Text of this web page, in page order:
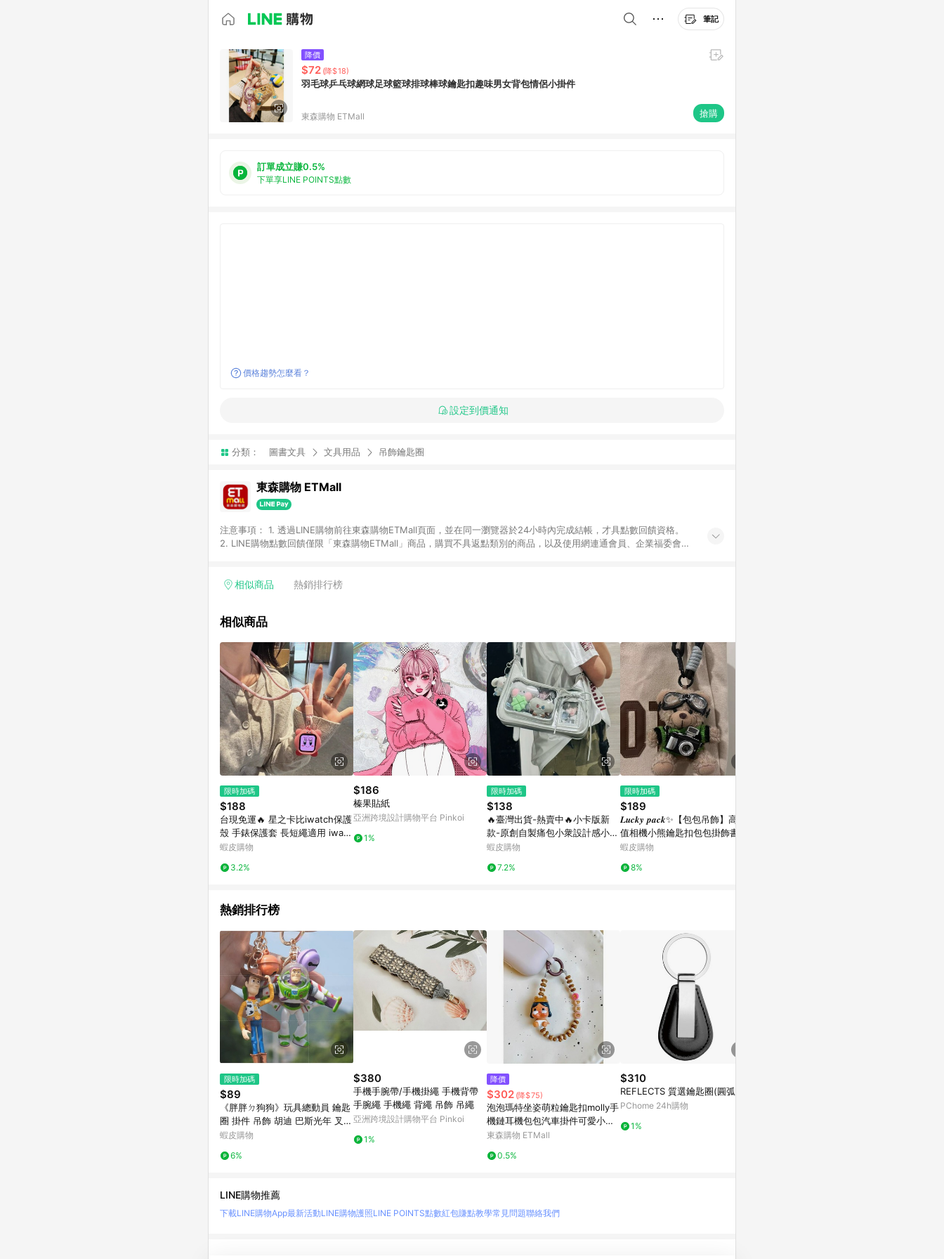
筆記
降價
$72 (降$18)
羽毛球乒乓球網球足球籃球排球棒球鑰匙扣趣味男女背包情侶小掛件
東森購物 ETMall 搶購
訂單成立賺0.5%
下單享LINE POINTS點數
價格趨勢怎麼看？
設定到價通知
分類： 圖書文具 文具用品 吊飾鑰匙圈
東森購物 ETMall
注意事項： 1. 透過LINE購物前往東森購物ETMall頁面，並在同一瀏覽器於24小時內完成結帳，才具點數回饋資格。
2. LINE購物點數回饋僅限「東森購物ETMall」商品，購買不具返點類別的商品，以及使用網連通會員、企業福委會員
「草莓網」全館商品。 4. 如取消訂單、退貨、退款或購物中登出東森購物ETMall，將無法獲得點數回饋。 5. 點數回
面顯示為準。 7. LINE購物設有「單一商品最高回饋點數」機制(特殊活動時開放「回饋無上限」)，以同一訂單中同一
品資料更新會有時間差，如顯示之商品規格、顏色、價位、贈品與東森購物ETMall銷售網頁不符，以銷售網頁標示為
準。 9. 若有贈點爭議，請務必於訂單日期+180天以內至LINE購物客服洽詢；若超過180天(含)以上進行申訴，恕無法
贈點回饋。 10. 部分點數紅包僅限指定商品使用，或不適用於無回饋商品。各點數紅包之適用商品與使用條件請依點數
紅包頁面規則為準。
相似商品 熱銷排行榜
相似商品
限時加碼
$188
台現免運🔥 星之卡比iwatch保護
殼 手錶保護套 長短繩適用 iwatc
hS10/9 4567 se2保護殼 新年送
蝦皮購物
3.2%
$186
榛果貼紙
亞洲跨境設計購物平台 Pinkoi
1%
限時加碼
$138
🔥臺灣出貨-熱賣中🔥小卡版新
款-原創自製痛包小衆設計感小食
量單肩斜挎包包
蝦皮購物
7.2%
限時加碼
$189
𝑳𝒖𝒄𝒌𝒚 𝒑𝒂𝒄𝒌✨【包包吊飾】高顔
值相機小熊鑰匙扣包包掛飾書包
掛件ins風情侶款禮物女生
蝦皮購物
8%
熱銷排行榜
限時加碼
$89
《胖胖ㄉ狗狗》玩具總動員 鑰匙
圈 掛件 吊飾 胡迪 巴斯光年 叉奇
抱抱龍 收藏 玩具
蝦皮購物
6%
$380
手機手腕帶/手機掛繩 手機背帶
手腕繩 手機繩 背繩 吊飾 吊繩
亞洲跨境設計購物平台 Pinkoi
1%
降價
$302 (降$75)
泡泡瑪特坐姿萌粒鑰匙扣molly手
機鏈耳機包包汽車掛件可愛小禮
物
東森購物 ETMall
0.5%
$310
REFLECTS 質選鑰匙圈(圓弧)
PChome 24h購物
1%
LINE購物推薦
下載LINE購物App最新活動LINE購物護照LINE POINTS點數紅包賺點教學常見問題聯絡我們